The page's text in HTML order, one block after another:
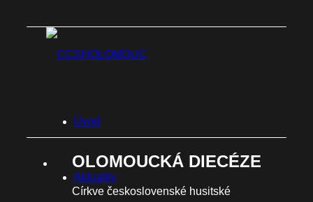
Úvod
Aktuality
OLOMOUCKÁ DIECÉZE
Církve československé husitské